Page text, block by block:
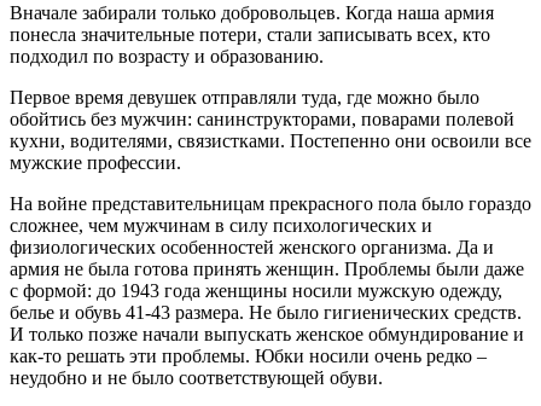
Вначале забирали только добровольцев. Когда наша армия
понесла значительные потери, стали записывать всех, кто
подходил по возрасту и образованию.
Первое время девушек отправляли туда, где можно было
обойтись без мужчин: санинструкторами, поварами полевой
кухни, водителями, связистками. Постепенно они освоили все
мужские профессии.
На войне представительницам прекрасного пола было гораздо
сложнее, чем мужчинам в силу психологических и
физиологических особенностей женского организма. Да и
армия не была готова принять женщин. Проблемы были даже
с формой: до 1943 года женщины носили мужскую одежду,
белье и обувь 41-43 размера. Не было гигиенических средств.
И только позже начали выпускать женское обмундирование и
как-то решать эти проблемы. Юбки носили очень редко –
неудобно и не было соответствующей обуви.